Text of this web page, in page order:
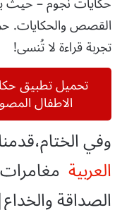
القصص والحكايات.
تجربة قراءة لا تُنسى!
تحميل تطبيق
الاطفال
وفي
العربية
الصداقة